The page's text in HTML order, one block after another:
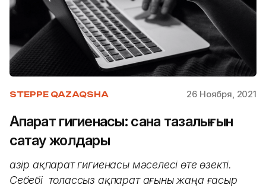
STEPPE QAZAQSHA 26 Ноября, 2021
Ақпарат гигиенасы: сана тазалығын
сақтау жолдары
Қазір ақпарат гигиенасы мәселесі өте өзекті.
Себебі толассыз ақпарат ағыны жаңа ғасыр